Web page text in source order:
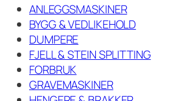
ANLEGGSMASKINER
BYGG & VEDLIKEHOLD
DUMPERE
FJELL & STEIN SPLITTING
FORBRUK
GRAVEMASKINER